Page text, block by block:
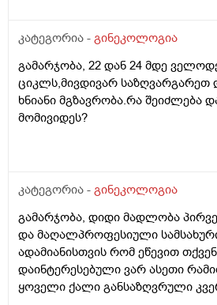
მითხარით რომ შეიმოწმეთო
ასაკი 40
განმავლობაში ? შესაძლოა ისევ
რამეა.ზოგადად წლებია
მაქვს.ხშირად მაქვს
უნდაცკვების სახით რომ ვმართო
კატეგორია - გინეკოლოგია
გამარჯობა, 22 დან 24 მდე
ციკლს,მივდივარ საზღვარგარეთ
ხნიანი მგზავრობა.რა
მომივიდეს?
კატეგორია - გინეკოლოგია
გამარჯობა, დიდი მადლობა
და მაღალპროფესიული
ადამიანისთვის რომ ეწევით
დაინტერესებული ვარ ასეთი
ყოველი ქალი განსაზღვრული